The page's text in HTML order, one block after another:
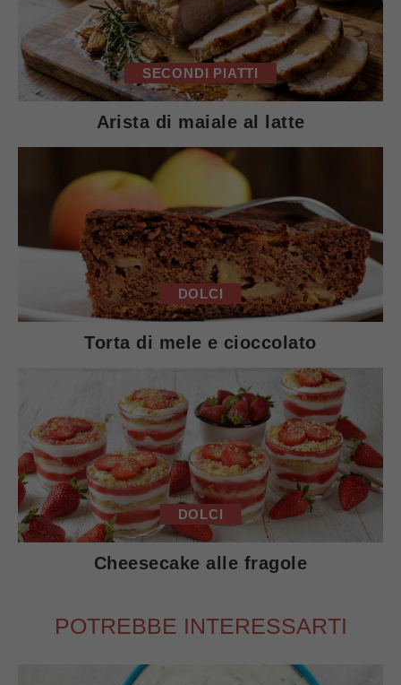
SECONDI PIATTI
Arista di maiale al latte
DOLCI
Torta di mele e cioccolato
DOLCI
Cheesecake alle fragole
POTREBBE INTERESSARTI